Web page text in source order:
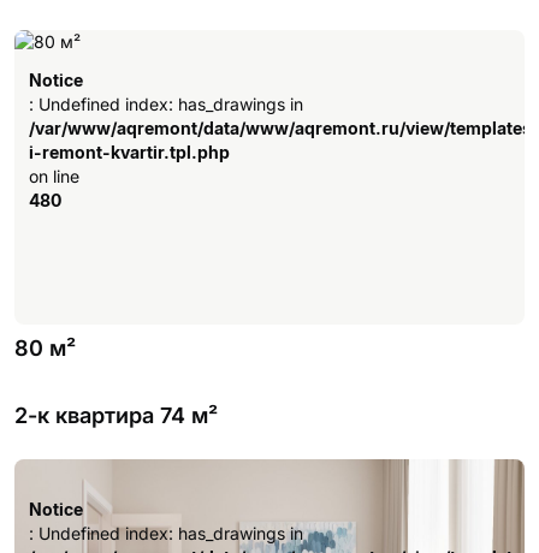
Notice
: Undefined index: has_drawings in
/var/www/aqremont/data/www/aqremont.ru/view/
i-remont-kvartir.tpl.php
on line
480
80 м²
: Undefined index: has_drawings in
/var/www/aqremont/data/www/aqremont.ru/view/
i-remont-kvartir.tpl.php
on line
2-к квартира 74 м²
Notice
: Undefined index: has_drawings in